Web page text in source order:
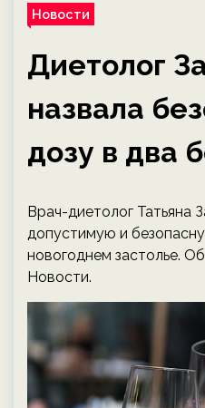
Новости
Диетолог
назвала
дозу в два
Врач-диетолог Татьяна
допустимую и
новогоднем застолье.
Новости.